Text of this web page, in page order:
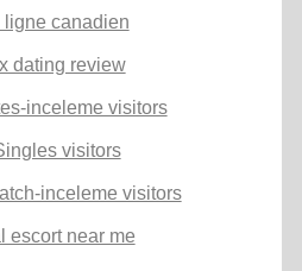
ligne canadien
dating review
inceleme visitors
visitors
inceleme visitors
escort near me